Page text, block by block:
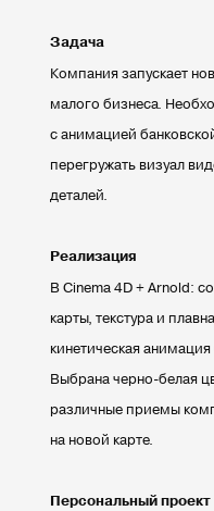
Задача
Компания запускает
малого бизнеса.
с анимацией
перегружать визуал
деталей.
Реализация
В Cinema 4D + Arnold:
карты, текстура и
кинетическая
Выбрана черно-белая
различные приемы
на новой карте.
Персональный проект